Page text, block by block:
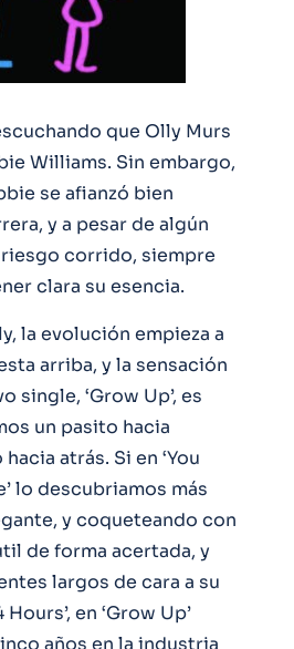
que Olly Murs
Williams. Sin embargo,
se afianzó bien
y a pesar de algún
corrido, siempre
clara su esencia.
la evolución empieza a
arriba, y la sensación
single, ‘Grow Up’, es
un pasito hacia
atrás. Si en ‘You
lo descubriamos más
y coqueteando con
de forma acertada, y
largos de cara a su
en ‘Grow Up’
años en la industria